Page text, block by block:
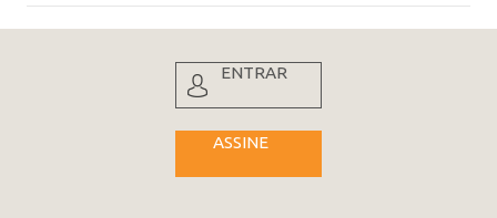
ENTRAR
ASSINE